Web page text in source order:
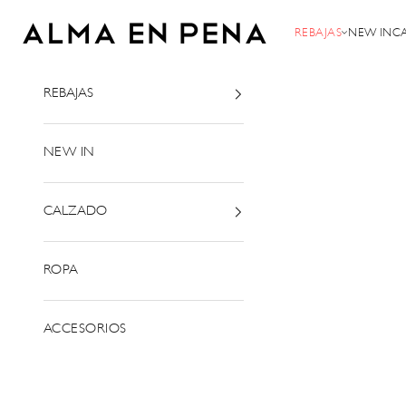
Alma en Pena
REBAJAS NEW IN
REBAJAS
NEW IN
CALZADO
ROPA
ACCESORIOS